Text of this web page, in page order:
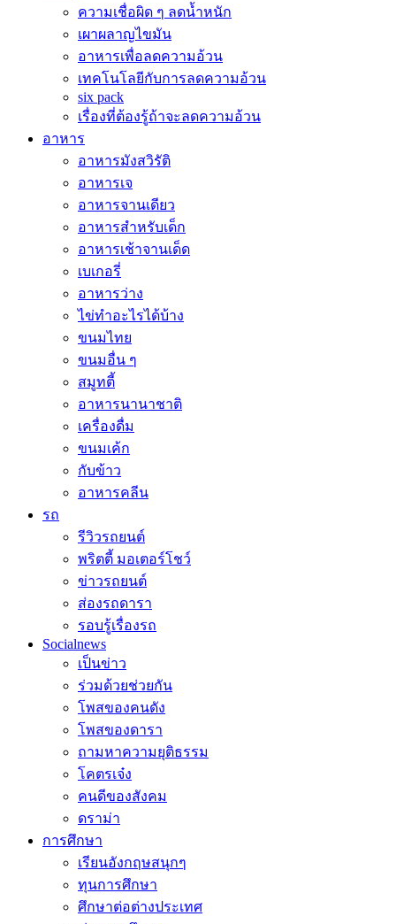
ความเชื่อผิด ๆ ลดน้ำหนัก
เผาผลาญไขมัน
อาหารเพื่อลดความอ้วน
เทคโนโลยีกับการลดความอ้วน
six pack
เรื่องที่ต้องรู้ถ้าจะลดความอ้วน
อาหาร
อาหารมังสวิรัติ
อาหารเจ
อาหารจานเดียว
อาหารสำหรับเด็ก
อาหารเช้าจานเด็ด
เบเกอรี่
อาหารว่าง
ไข่ทำอะไรได้บ้าง
ขนมไทย
ขนมอื่น ๆ
สมูทตี้
อาหารนานาชาติ
เครื่องดื่ม
ขนมเค้ก
กับข้าว
อาหารคลีน
รถ
รีวิวรถยนต์
พริตตี้ มอเตอร์โชว์
ข่าวรถยนต์
ส่องรถดารา
รอบรู้เรื่องรถ
Socialnews
เป็นข่าว
ร่วมด้วยช่วยกัน
โพสของคนดัง
โพสของดารา
ถามหาความยุติธรรม
โคตรเจ๋ง
คนดีของสังคม
ดราม่า
การศึกษา
เรียนอังกฤษสนุกๆ
ทุนการศึกษา
ศึกษาต่อต่างประเทศ